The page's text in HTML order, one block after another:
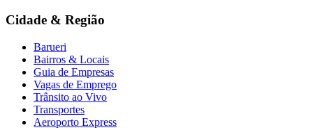
Cidade & Região
Barueri
Bairros & Locais
Guia de Empresas
Vagas de Emprego
Trânsito ao Vivo
Transportes
Aeroporto Express